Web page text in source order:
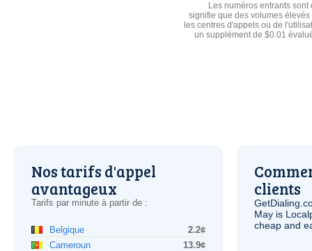
Les numéros entrants
signifie que des volumes
les centres d'appels ou de
un supplément de $0.01
Nos tarifs d'appel
avantageux
Tarifs par minute à partir de :
Belgique
2.2¢
Cameroun
13.9¢
clients
May is
cheap and